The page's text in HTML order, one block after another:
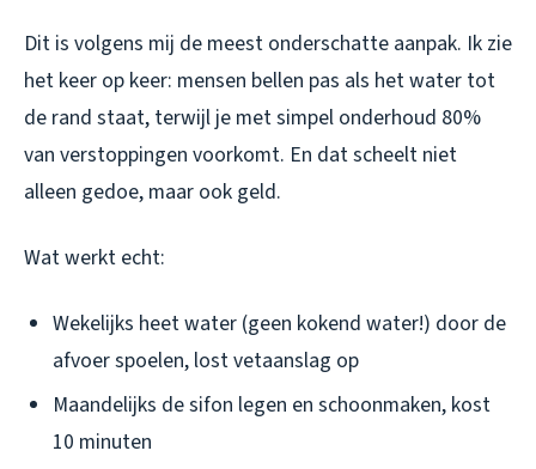
Dit is volgens mij de meest onderschatte aanpak. Ik zie
het keer op keer: mensen bellen pas als het water tot
de rand staat, terwijl je met simpel onderhoud 80%
van verstoppingen voorkomt. En dat scheelt niet
alleen gedoe, maar ook geld.
Wat werkt echt:
Wekelijks heet water (geen kokend water!) door de
afvoer spoelen, lost vetaanslag op
Maandelijks de sifon legen en schoonmaken, kost
10 minuten